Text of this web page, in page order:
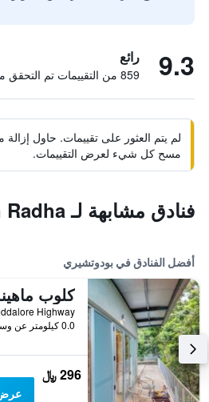
9.3 رائع
859 من التقييمات تم التحقق منها
لم يتم العثور على تقييمات. حاول
مسح كل شيء لعرض التقييمات.
فنادق مشابهة لـ La Maison Radha
أفضل الفنادق في بودوتشيري
0.0 كيلومتر عن وسط المدينة
296 ﷼